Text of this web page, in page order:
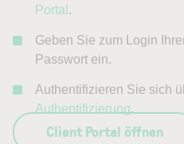
Portal .
Geben Sie zum Login
Passwort ein.
Authentifizieren Sie sich
Authentifizierung.
Client Portal öffnen